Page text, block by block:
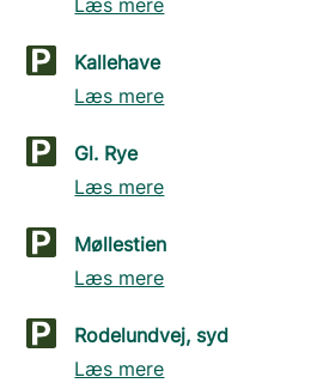
Læs mere
Kallehave
Læs mere
Gl. Rye
Læs mere
Møllestien
Læs mere
Rodelundvej, syd
Læs mere